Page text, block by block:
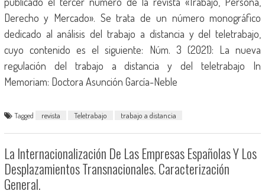
Derecho y Mercado». Se trata de un número monográfico
dedicado al análisis del trabajo a distancia y del teletrabajo,
cuyo contenido es el siguiente: Núm. 3 (2021): La nueva
regulación del trabajo a distancia y del teletrabajo In
Memoriam: Doctora Asunción García-Neble
Tagged revista Teletrabajo trabajo a distancia
La Internacionalización De Las Empresas Españolas Y Los
Desplazamientos Transnacionales. Caracterización
General.